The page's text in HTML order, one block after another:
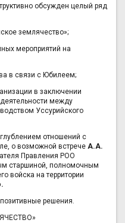
обсужден целый ряд
землячество»;
мероприятий на
в связи с Юбилеем;
в заключении
между
Уссурийского
отношений с
о возможной встрече А.А.
Правления РОО
старшиной, полномочным
войска на территории
решения.